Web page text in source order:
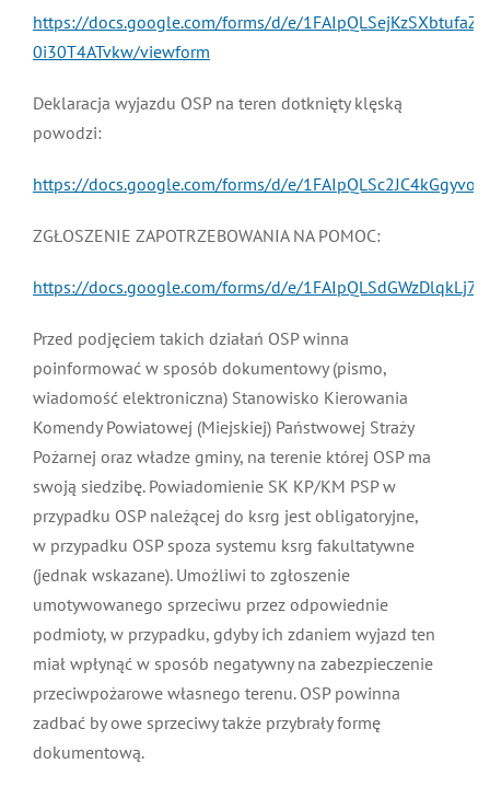
https://docs.google.com/forms/d/e/
0i30T4ATvkw/viewform
Deklaracja wyjazdu OSP na teren dotknięty klęską
powodzi:
https://docs.google.com/forms/d/e/
ZGŁOSZENIE ZAPOTRZEBOWANIA NA POMOC:
https://docs.google.com/forms/d/e/
Przed podjęciem takich działań OSP winna
poinformować w sposób dokumentowy (pismo,
wiadomość elektroniczna) Stanowisko Kierowania
Komendy Powiatowej (Miejskiej) Państwowej Straży
Pożarnej oraz władze gminy, na terenie której OSP ma
swoją siedzibę. Powiadomienie SK KP/KM PSP w
przypadku OSP należącej do ksrg jest obligatoryjne,
w przypadku OSP spoza systemu ksrg fakultatywne
(jednak wskazane). Umożliwi to zgłoszenie
umotywowanego sprzeciwu przez odpowiednie
podmioty, w przypadku, gdyby ich zdaniem wyjazd ten
miał wpłynąć w sposób negatywny na zabezpieczenie
przeciwpożarowe własnego terenu. OSP powinna
zadbać by owe sprzeciwy także przybrały formę
dokumentową.